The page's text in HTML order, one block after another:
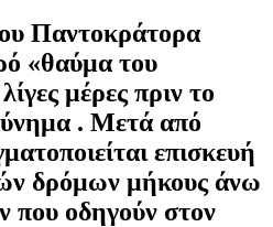
Παντοκράτορα
«θαύμα του
μέρες πριν το
. Μετά από
επισκευή
δρόμων μήκους άνω
που οδηγούν στον